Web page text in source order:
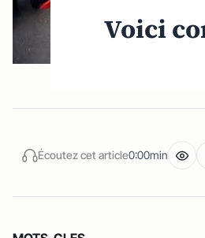
Voici
Écoutez cet article0:00min